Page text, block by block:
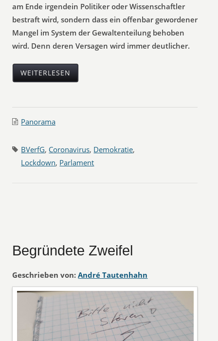
am Ende irgendein Politiker oder Wissenschaftler
bestraft wird, sondern dass ein offenbar gewordener
Mangel im System der Gewaltenteilung behoben
wird. Denn deren Versagen wird immer deutlicher.
WEITERLESEN
Panorama
BVerfG, Coronavirus, Demokratie,
Lockdown, Parlament
Begründete Zweifel
Geschrieben von: André Tautenhahn